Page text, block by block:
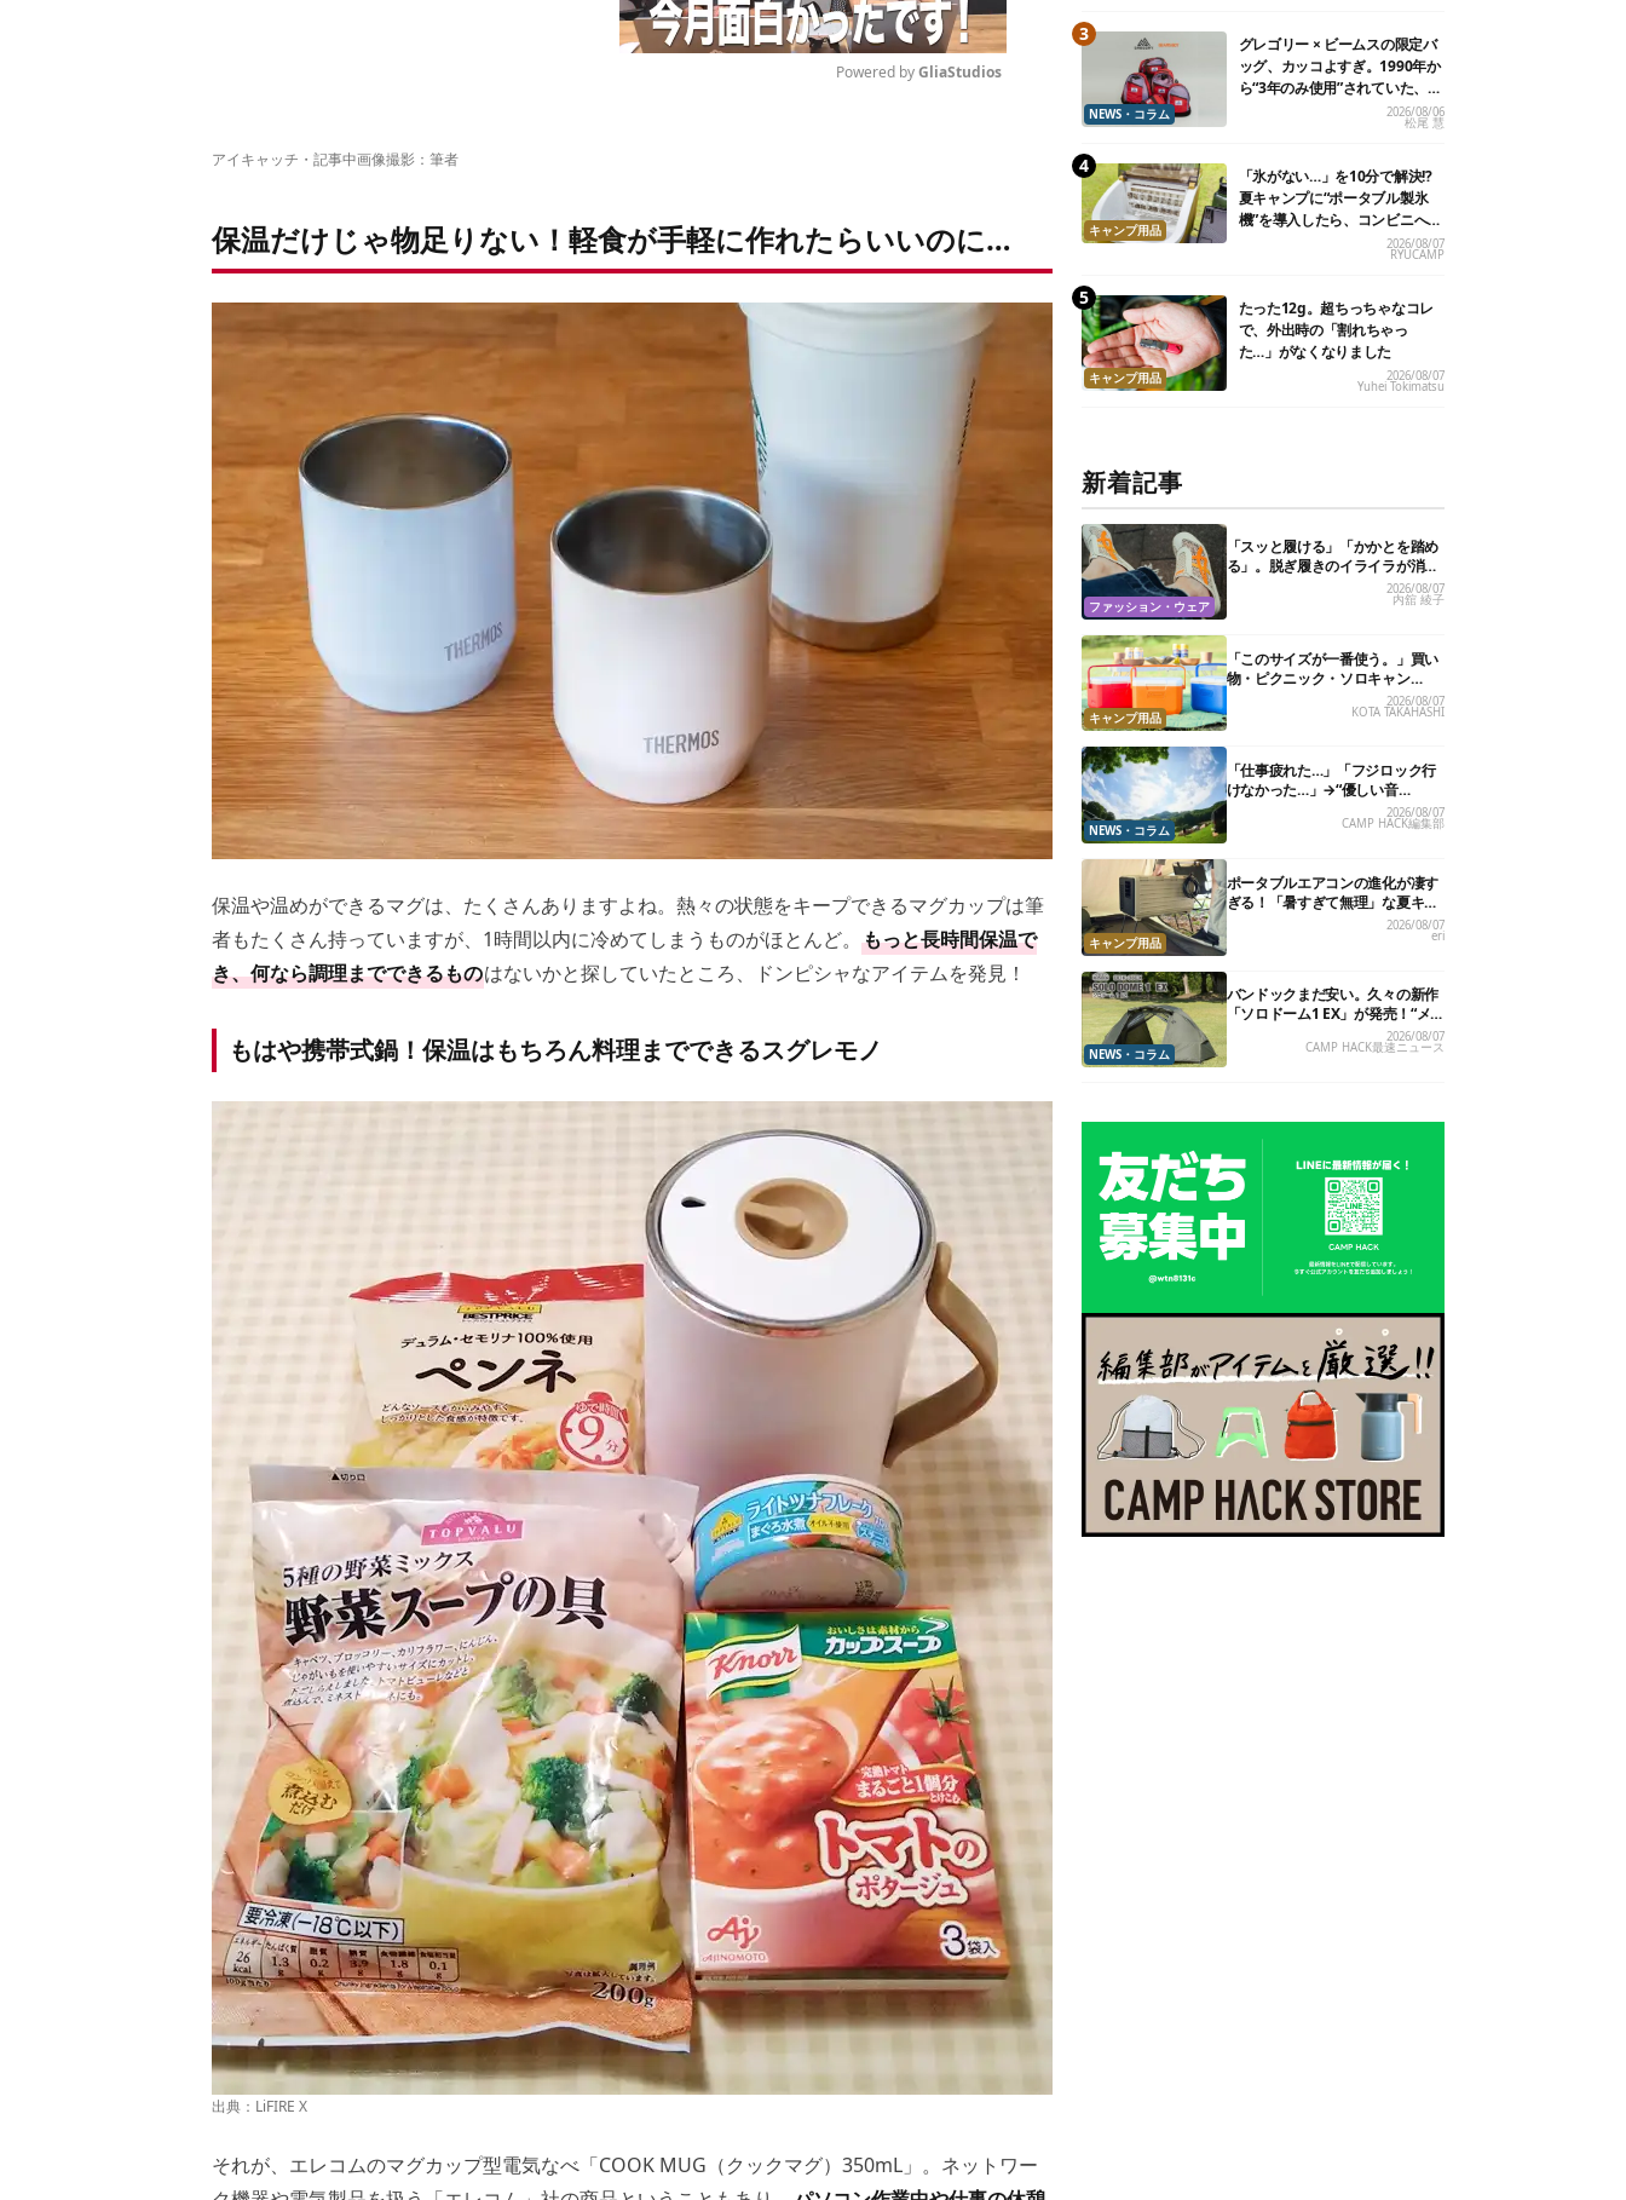
Powered by GliaStudios
アイキャッチ・記事中画像撮影：筆者
保温だけじゃ物足りない！軽食が手軽に作れたらいいのに…
保温や温めができるマグは、たくさんありますよね。熱々の状態をキープできるマグカップは筆
者もたくさん持っていますが、1時間以内に冷めてしまうものがほとんど。 もっと長時間保温で
き、何なら調理までできるものはないかと探していたところ、ドンピシャなアイテムを発見！
もはや携帯式鍋！保温はもちろん料理までできるスグレモノ
出典： LiFIRE X
それが、エレコムのマグカップ型電気なべ「COOK MUG（クックマグ）350mL」。ネットワー
NEWS・コラム
グレゴリー × ビームスの限定バ
ッグ、カッコよすぎ。1990年か
ら“3年のみ使用”されていた、紫
2026/08/06
松尾 慧
キャンプ用品
「氷がない…」を10分で解決!?
夏キャンプに“ポータブル製氷
機”を導入したら、コンビニへ走
2026/08/07
RYUCAMP
キャンプ用品
たった12g。超ちっちゃなコレ
で、外出時の「割れちゃっ
た…」がなくなりました
2026/08/07
Yuhei Tokimatsu
新着記事
ファッション・ウェア
「スッと履ける」「かかとを踏め
る」。脱ぎ履きのイライラが消え
る快適“スニーカーサンダル”6選
2026/08/07
内舘 綾子
キャンプ用品
「このサイズが一番使う。」買い
物・ピクニック・ソロキャン
に“ちょうどいい”小型クーラーボ
ックス13選
2026/08/07
KOTA TAKAHASHI
NEWS・コラム
「仕事疲れた…」「フジロック行
けなかった…」→“優しい音
楽”と“大きな自然”で治癒。まだ間
に合います。
2026/08/07
CAMP HACK編集部
キャンプ用品
ポータブルエアコンの進化が凄す
ぎる！「暑すぎて無理」な夏キャ
ンプを激変させる最新5選2026/08/07
eri
NEWS・コラム
バンドックまだ安い。久々の新作
「ソロドーム1 EX」が発売！“メ
ッシュインナー”だけでも使える
よ【防災も◎】
2026/08/07
CAMP HACK最速ニュース